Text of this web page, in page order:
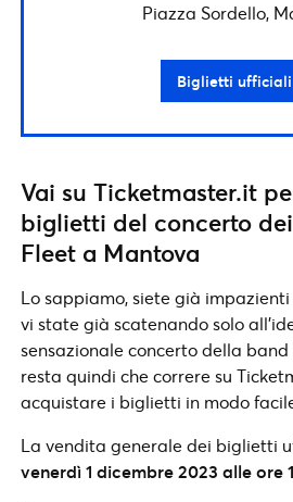
Piazza Sordello,
Biglietti ufficiali
Vai su Ticketmaster.it
biglietti del concerto
Fleet a Mantova
Lo sappiamo, siete già
vi state già scatenando solo
sensazionale concerto della
resta quindi che correre su
acquistare i biglietti in modo
La vendita generale dei biglietti
venerdì 1 dicembre 2023 alle ore